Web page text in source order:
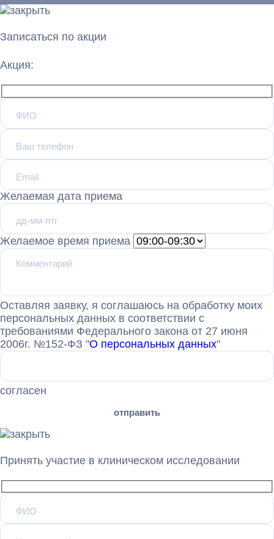
Записаться по акции
Акция:
Желаемая дата приема
Желаемое время приема
Оставляя заявку, я соглашаюсь на обработку моих
персональных данных в соответствии с
требованиями Федерального закона от 27 июня
2006г. №152-ФЗ "О персональных данных"
согласен
Принять участие в клиническом исследовании